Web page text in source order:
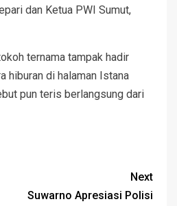
dan Ketua PWI Sumut,
ternama tampak hadir
hiburan di halaman Istana
pun teris berlangsung dari
Next
Suwarno Apresiasi Polisi